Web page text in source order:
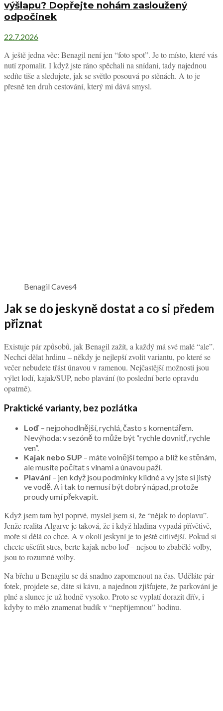
výšlapu? Dopřejte nohám zasloužený
odpočinek
22.7.2026
A ještě jedna věc: Benagil není jen “foto spot”. Je to místo, které vás
nutí zpomalit. I když jste ráno spěchali na snídani, tady najednou
sedíte tiše a sledujete, jak se světlo posouvá po stěnách. A to je
přesně ten druh cestování, který mi dává smysl.
Benagil Caves4
Jak se do jeskyně dostat a co si předem
přiznat
Existuje pár způsobů, jak Benagil zažít, a každý má své malé “ale”.
Nechci dělat hrdinu – někdy je nejlepší zvolit variantu, po které se
večer nebudete třást únavou v ramenou. Nejčastější možnosti jsou
výlet lodí, kajak/SUP, nebo plavání (to poslední berte opravdu
opatrně).
Praktické varianty, bez pozlátka
Loď – nejpohodlnější, rychlá, často s komentářem.
Nevýhoda: v sezóně to může být “rychle dovnitř, rychle
ven”.
Kajak nebo SUP – máte volnější tempo a blíž ke stěnám,
ale musíte počítat s vlnami a únavou paží.
Plavání– jen když jsou podmínky klidné a vy jste si jistý
ve vodě. A i tak to nemusí být dobrý nápad, protože
proudy umí překvapit.
Když jsem tam byl poprvé, myslel jsem si, že “nějak to doplavu”.
Jenže realita Algarve je taková, že i když hladina vypadá přívětivě,
moře si dělá co chce. A v okolí jeskyní je to ještě citlivější. Pokud si
chcete ušetřit stres, berte kajak nebo loď – nejsou to zbabělé volby,
jsou to rozumné volby.
Na břehu u Benagilu se dá snadno zapomenout na čas. Uděláte pár
fotek, projdete se, dáte si kávu, a najednou zjišťujete, že parkování je
plné a slunce je už hodně vysoko. Proto se vyplatí dorazit dřív, i
kdyby to mělo znamenat budík v “nepříjemnou” hodinu.